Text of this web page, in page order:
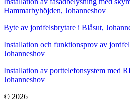
Installation av fasadbelysning med
Hammarbyhöjden, Johanneshov
Byte av jordfelsbrytare i Blåsut,
Installation och funktionsprov av
Johanneshov
Installation av porttelefonsystem med
Johanneshov
© 2026